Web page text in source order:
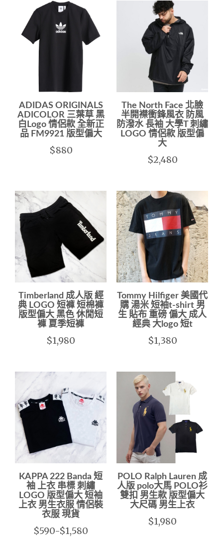
ADIDAS ORIGINALS
ADICOLOR 三葉草 黑
白Logo 情侶款 全新正
品 FM9921 版型偏大
$880
The North Face 北臉
半開襟衝鋒風衣 防風
防潑水 長袖 大學T 刺繡
LOGO 情侶款 版型偏
大
$2,480
Timberland 成人版 經
典 LOGO 短褲 短棉褲
版型偏大 黑色 休閒短
褲 夏季短褲
$1,980
Tommy Hilfiger 美國代
購 湯米 短袖t-shirt 男
生 貼布 重磅 偏大 成人
經典 大logo 短t
$1,380
KAPPA 222 Banda 短
袖 上衣 串標 刺繡
LOGO 版型偏大 短袖
上衣 男生衣服 情侶裝
衣服 現貨
$590-$1,580
POLO Ralph Lauren 成
人版 polo大馬 POLO衫
雙扣 男生款 版型偏大
大尺碼 男生上衣
$1,980